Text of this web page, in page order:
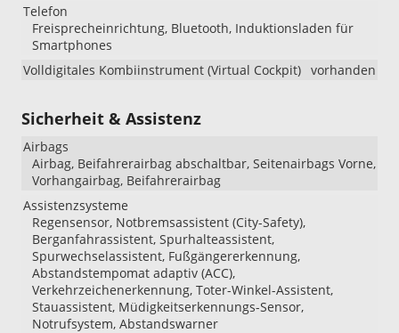
Telefon
Freisprecheinrichtung, Bluetooth, Induktionsladen für
Smartphones
Volldigitales Kombiinstrument (Virtual Cockpit) vorhanden
Sicherheit & Assistenz
Airbags
Airbag, Beifahrerairbag abschaltbar, Seitenairbags Vorne,
Vorhangairbag, Beifahrerairbag
Assistenzsysteme
Regensensor, Notbremsassistent (City-Safety),
Berganfahrassistent, Spurhalteassistent,
Spurwechselassistent, Fußgängererkennung,
Abstandstempomat adaptiv (ACC),
Verkehrzeichenerkennung, Toter-Winkel-Assistent,
Stauassistent, Müdigkeitserkennungs-Sensor,
Notrufsystem, Abstandswarner